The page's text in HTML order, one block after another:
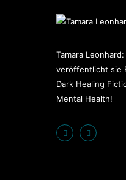
Tamara
veröffentlicht sie
Dark Healing
Mental Health!